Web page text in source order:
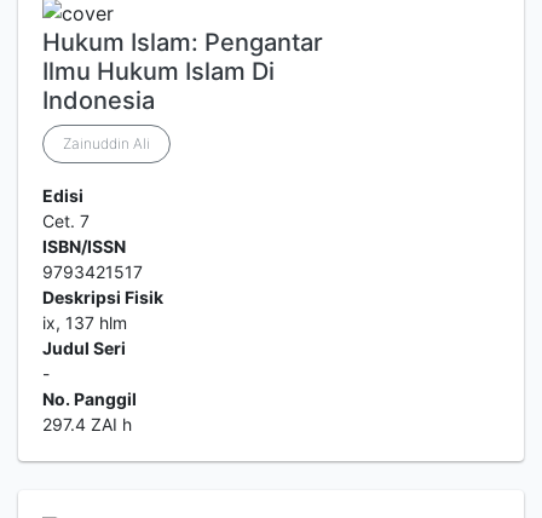
Hukum Islam: Pengantar
Ilmu Hukum Islam Di
Indonesia
Zainuddin Ali
Edisi
Cet. 7
ISBN/ISSN
9793421517
Deskripsi Fisik
ix, 137 hlm
Judul Seri
-
No. Panggil
297.4 ZAI h